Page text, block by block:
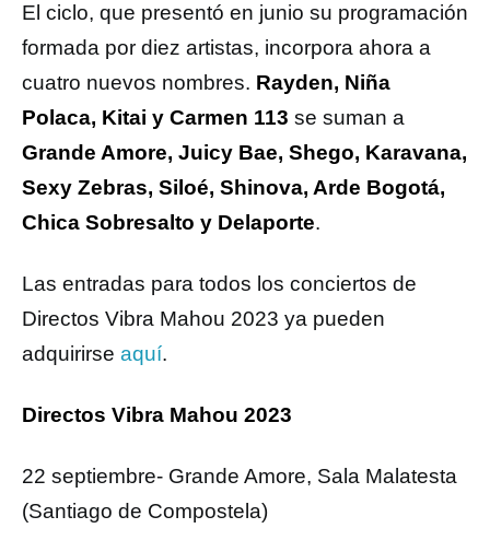
El ciclo, que presentó en junio su programación
formada por diez artistas, incorpora ahora a
cuatro nuevos nombres. Rayden, Niña
Polaca, Kitai y Carmen 113 se suman a
Grande Amore, Juicy Bae, Shego, Karavana,
Sexy Zebras, Siloé, Shinova, Arde Bogotá,
Chica Sobresalto y Delaporte.
Las entradas para todos los conciertos de
Directos Vibra Mahou 2023 ya pueden
adquirirse aquí.
Directos Vibra Mahou 2023
22 septiembre- Grande Amore, Sala Malatesta
(Santiago de Compostela)